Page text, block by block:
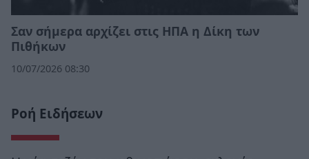
Σαν σήμερα αρχίζει στις ΗΠΑ η Δίκη των
Πιθήκων
10/07/2026 08:30
Ροή Ειδήσεων